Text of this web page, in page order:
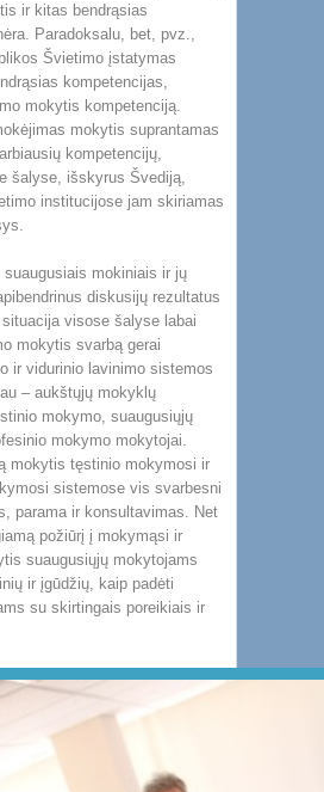
ir kitas bendrąsias
Paradoksalu, bet, pvz.,
Švietimo įstatymas
kompetencijas,
mokytis kompetenciją.
mokytis suprantamas
kompetencijų,
šalyse, išskyrus Švediją,
institucijose jam skiriamas
suaugusiais mokiniais ir jų
diskusijų rezultatus
visose šalyse labai
mokytis svarbą gerai
ir vidurinio lavinimo sistemos
– aukštųjų mokyklų
mokymo, suaugusiųjų
mokymo mokytojai.
mokytis tęstinio mokymosi ir
sistemose vis svarbesni
parama ir konsultavimas. Net
požiūrį į mokymąsi ir
suaugusiųjų mokytojams
ir įgūdžių, kaip padėti
su skirtingais poreikiais ir